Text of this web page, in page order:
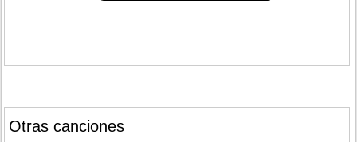
Otras canciones